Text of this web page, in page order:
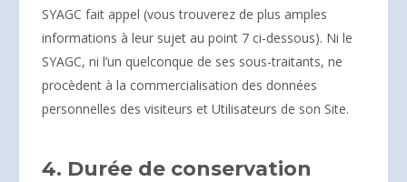
SYAGC fait appel (vous trouverez de plus amples
informations à leur sujet au point 7 ci-dessous). Ni le
SYAGC, ni l’un quelconque de ses sous-traitants, ne
procèdent à la commercialisation des données
personnelles des visiteurs et Utilisateurs de son Site.
4. Durée de conservation